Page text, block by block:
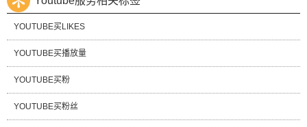
YOUTUBE买LIKES
YOUTUBE买播放量
YOUTUBE买粉
YOUTUBE买粉丝